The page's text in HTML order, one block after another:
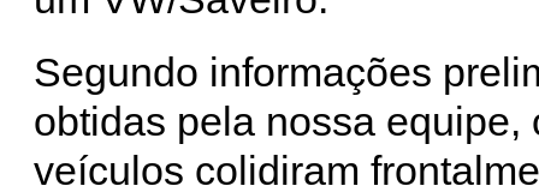
Segundo informações
obtidas pela nossa equipe,
veículos colidiram